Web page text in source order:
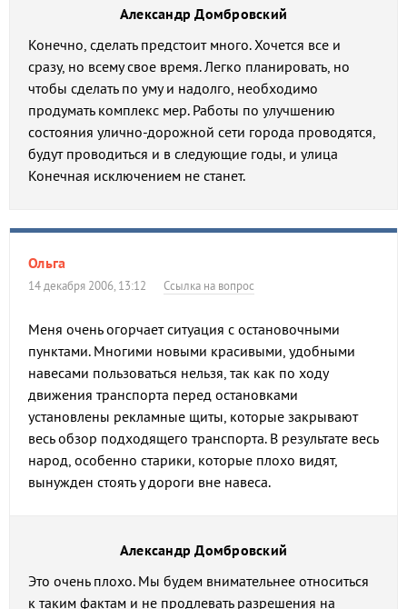
Александр Домбровский
Конечно, сделать предстоит много. Хочется все и
сразу, но всему свое время. Легко планировать, но
чтобы сделать по уму и надолго, необходимо
продумать комплекс мер. Работы по улучшению
состояния улично-дорожной сети города проводятся,
будут проводиться и в следующие годы, и улица
Конечная исключением не станет.
Ольга
14 декабря 2006, 13:12 Ссылка на вопрос
Меня очень огорчает ситуация с остановочными
пунктами. Многими новыми красивыми, удобными
навесами пользоваться нельзя, так как по ходу
движения транспорта перед остановками
установлены рекламные щиты, которые закрывают
весь обзор подходящего транспорта. В результате весь
народ, особенно старики, которые плохо видят,
вынужден стоять у дороги вне навеса.
Александр Домбровский
Это очень плохо. Мы будем внимательнее относиться
к таким фактам и не продлевать разрешения на